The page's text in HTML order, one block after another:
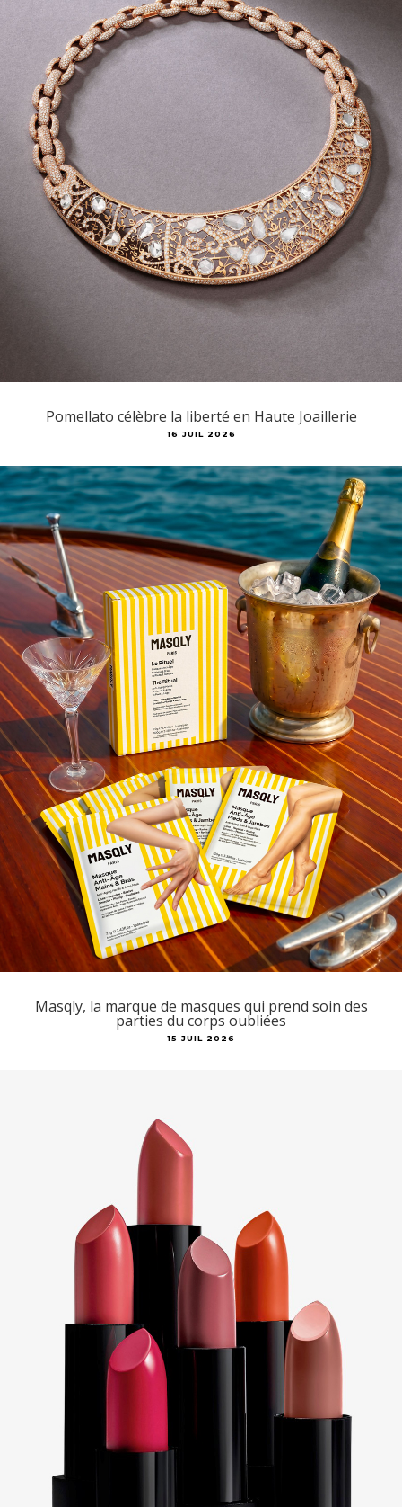
Pomellato célèbre la liberté en Haute Joaillerie
16 JUIL 2026
Masqly, la marque de masques qui prend soin des
parties du corps oubliées
15 JUIL 2026